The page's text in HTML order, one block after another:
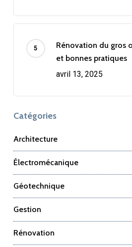
Rénovation du gros
et bonnes pratiques
avril 13, 2025
Catégories
Architecture
Électromécanique
Géotechnique
Gestion
Rénovation